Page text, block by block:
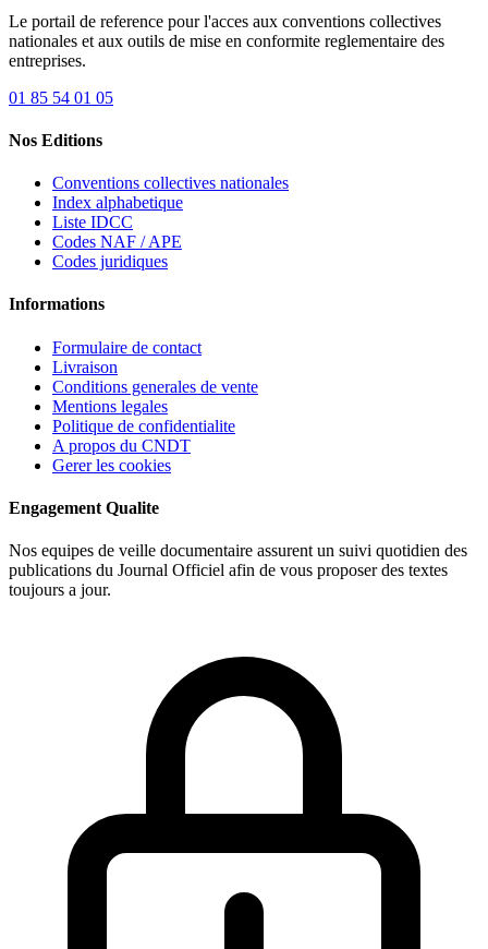
Le portail de reference pour l'acces aux conventions collectives
nationales et aux outils de mise en conformite reglementaire des
entreprises.
01 85 54 01 05
Nos Editions
Conventions collectives nationales
Index alphabetique
Liste IDCC
Codes NAF / APE
Codes juridiques
Informations
Formulaire de contact
Livraison
Conditions generales de vente
Mentions legales
Politique de confidentialite
A propos du CNDT
Gerer les cookies
Engagement Qualite
Nos equipes de veille documentaire assurent un suivi quotidien des
publications du Journal Officiel afin de vous proposer des textes
toujours a jour.